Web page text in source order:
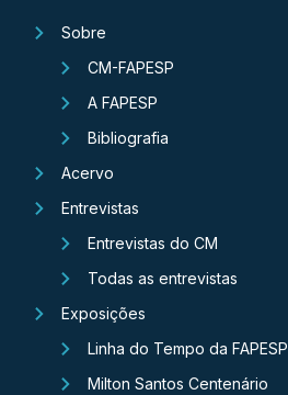
Sobre
CM-FAPESP
A FAPESP
Bibliografia
Acervo
Entrevistas
Entrevistas do CM
Todas as entrevistas
Exposições
Linha do Tempo da FAPESP
Milton Santos Centenário